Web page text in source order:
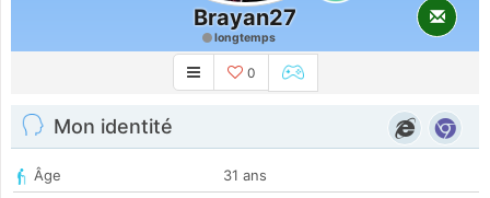
Brayan27
longtemps
0
Mon identité
Âge
31 ans